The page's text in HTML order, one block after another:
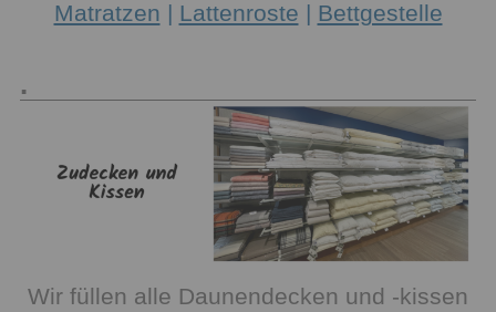
Matratzen | Lattenroste | Bettgestelle
.
Wir füllen alle Daunendecken und -kissen